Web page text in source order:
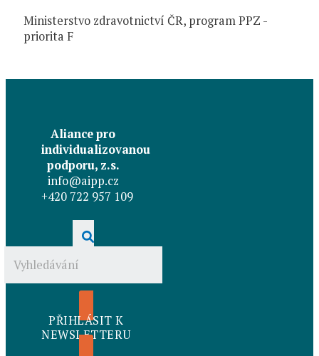
Ministerstvo zdravotnictví ČR, program PPZ -
priorita F
Aliance pro
individualizovanou
podporu, z.s.
info@aipp.cz
+420 722 957 109
PŘIHLÁSIT K
NEWSLETTERU